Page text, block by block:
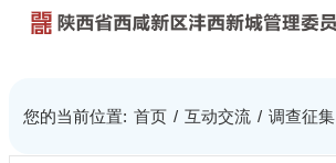
您的当前位置: 首页 / 互动交流 / 调查征集